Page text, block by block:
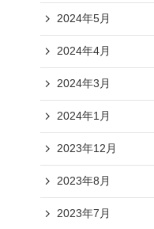
2024年5月
2024年4月
2024年3月
2024年1月
2023年12月
2023年8月
2023年7月